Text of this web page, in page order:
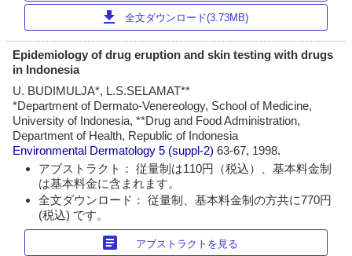
download 全文ダウンロード(3.73MB)
Epidemiology of drug eruption and skin testing with drugs
in Indonesia
U. BUDIMULJA*, L.S.SELAMAT**
*Department of Dermato-Venereology, School of Medicine,
University of Indonesia, **Drug and Food Administration,
Department of Health, Republic of Indonesia
Environmental Dermatology 5 (suppl-2)63-67, 1998.
アブストラクト： 従量制は110円（税込）、基本料金制
は基本料金に含まれます。
全文ダウンロード： 従量制、基本料金制の方共に770円
(税込) です。
article アブストラクトを見る